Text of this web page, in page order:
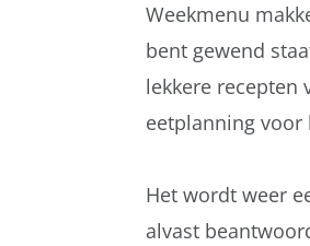
Weekmenu
bent gewend
lekkere recepten
eetplanning voor
Het wordt weer
alvast